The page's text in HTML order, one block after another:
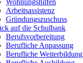
Arbeitsassistenz
Gründungszuschuss
auf die Schulbank
Berufsvorbereitung
Berufliche Anpassung
Berufliche Weiterbildung